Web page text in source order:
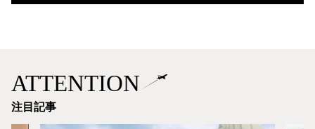
ATTENTION
注目記事